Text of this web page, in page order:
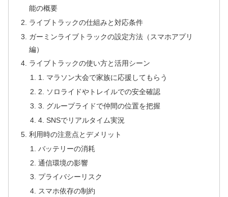
能の概要
ライブトラックの仕組みと対応条件
ガーミンライブトラックの設定方法（スマホアプリ
編）
ライブトラックの使い方と活用シーン
1. マラソン大会で家族に応援してもらう
2. ソロライドやトレイルでの安全確認
3. グループライドで仲間の位置を把握
4. SNSでリアルタイム実況
利用時の注意点とデメリット
バッテリーの消耗
通信環境の影響
プライバシーリスク
スマホ依存の制約